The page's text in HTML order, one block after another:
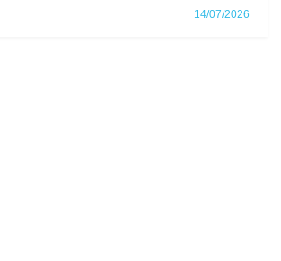
14/07/2026